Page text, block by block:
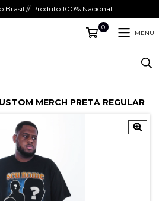
Brasil // Produto 100% Nacional
0
MENU
MERCH PRETA REGULAR